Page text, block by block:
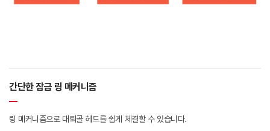
간단한 잠금 링 메커니즘
링 메커니즘으로 대퇴골 헤드를 쉽게 체결할 수 있습니다.